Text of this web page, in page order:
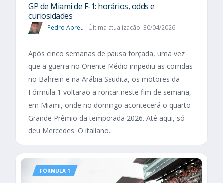
GP de Miami de F-1: horários, odds e
curiosidades
Pedro Abreu Última atualização: 30/04/2026
Após cinco semanas de pausa forçada, uma vez
que a guerra no Oriente Médio impediu as corridas
no Bahrein e na Arábia Saudita, os motores da
Fórmula 1 voltarão a roncar neste fim de semana,
em Miami, onde no domingo acontecerá o quarto
Grande Prêmio da temporada 2026. Até aqui, só
deu Mercedes. O italiano...
FÓRMULA 1